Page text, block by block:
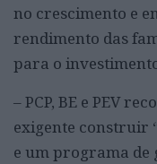
no crescimento e
rendimento das
para o
– PCP, BE e PEV
exigente construir
e um programa de